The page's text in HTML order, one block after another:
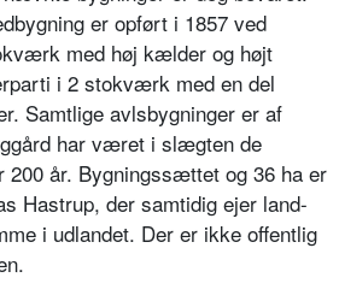
er opført i 1857 ved
med høj kælder og højt
i 2 stokværk med en del
Samtlige avlsbygninger er af
har været i slægten de
200 år. Bygningssættet og 36 ha er
Hastrup, der samtidig ejer land-
i udlandet. Der er ikke offentlig